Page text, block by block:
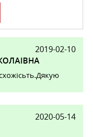
2019-02-10
2020-05-14